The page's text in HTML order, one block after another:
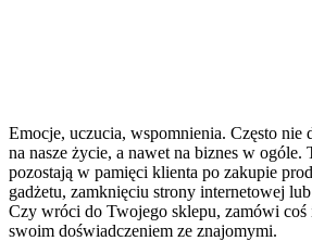
Emocje, uczucia, wspomnienia. Często nie
na nasze życie, a nawet na biznes w ogóle.
pozostają w pamięci klienta po zakupie
gadżetu, zamknięciu strony internetowej
Czy wróci do Twojego sklepu, zamówi coś
swoim doświadczeniem ze znajomymi.